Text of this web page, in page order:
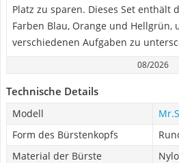
Platz zu sparen. Dieses Set enthält
Farben Blau, Orange und Hellgrün,
verschiedenen Aufgaben zu
08/2026
Technische Details
Modell
Form des Bürstenkopfs
Material der Bürste